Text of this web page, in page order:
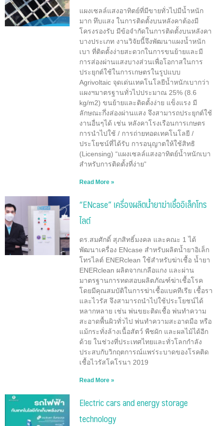
แผงเซลล์แสงอาทิตย์ที่มีขายทั่วไปมีน้ำหนัก
มาก ทึบแสง ในการติดตั้งบนหลังคาต้องมี
โครงรองรับ มีข้อจำกัดในการติดตั้งบนหลังคา
บางประเภท งานวิจัยนี้จึงพัฒนาแผงน้ำหนัก
เบา ที่ติดตั้งง่ายสะดวกในการขนย้ายและมี
การส่องผ่านแสงบางส่วนเพื่อโอกาสในการ
ประยุกต์ใช้ในการเกษตรในรูปแบบ
Agrivoltaic จุดเด่นเทคโนโลยีน้ำหนักเบากว่า
แผงฯมาตรฐานทั่วไปประมาณ 25% (8.6
kg/m2) ขนย้ายและติดตั้งง่าย แข็งแรง มี
ลักษณะกึ่งส่องผ่านแสง จึงสามารถประยุกต์ใช้
งานอื่นๆได้ เช่น หลังคาโรงเรือนการเกษตร
การนำไปใช้ / การถ่ายทอดเทคโนโลยี /
ประโยชน์ที่ได้รับ การอนุญาตให้ใช้สิทธิ
(Licensing) “แผงเซลล์แสงอาทิตย์น้ำหนักเบา
สำหรับการติดตั้งที่ง่าย”
Read More »
“ENcase” เครื่องผลิตน้ำยาฆ่าเชื้ออิเล็กโทร
ไลต์
ดร.สมศักดิ์ สุภสิทธิ์มงคล และคณะ 1 ได้
พัฒนาเครื่อง ENcase สำหรับผลิตน้ำยาอิเล็ก
โทรไลต์ ENERclean ใช้สำหรับฆ่าเชื้อ น้ำยา
ENERclean ผลิตจากเกลือแกง และผ่าน
มาตรฐานการทดสอบผลิตภัณฑ์ฆ่าเชื้อโรค
โดยมีคุณสมบัติในการฆ่าเชื้อแบคทีเรีย เชื้อรา
และไวรัส จึงสามารถนำไปใช้ประโยชน์ได้
หลากหลาย เช่น พ่นขยะติดเชื้อ พ่นทำความ
สะอาดพื้นผิวทั่วไป พ่นทำความสะอาดมือ หรือ
แม้กระทั่งล้างเนื้อสัตว์ พืชผัก และผลไม้ได้อีก
ด้วย ในช่วงที่ประเทศไทยและทั่วโลกกำลัง
ประสบกับวิกฤตการณ์แพร่ระบาดของโรคติด
เชื้อไวรัสโคโรนา 2019
Read More »
Electric cars and energy storage
technology